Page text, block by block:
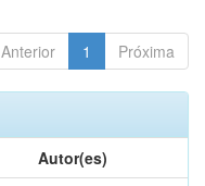
Anterior 1 Próxima
Autor(es)